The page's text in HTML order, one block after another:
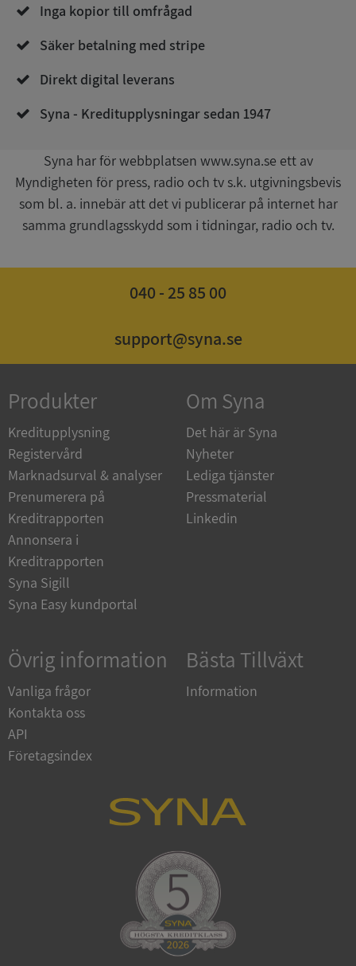
Inga kopior till omfrågad
Säker betalning med stripe
Direkt digital leverans
Syna - Kreditupplysningar sedan 1947
Syna har för webbplatsen www.syna.se ett av
Myndigheten för press, radio och tv s.k. utgivningsbevis
som bl. a. innebär att det vi publicerar på internet har
samma grundlagsskydd som i tidningar, radio och tv.
040 - 25 85 00
support@syna.se
Produkter
Kreditupplysning
Registervård
Marknadsurval & analyser
Prenumerera på
Kreditrapporten
Annonsera i
Kreditrapporten
Syna Sigill
Syna Easy kundportal
Om Syna
Det här är Syna
Nyheter
Lediga tjänster
Pressmaterial
Linkedin
Övrig information
Vanliga frågor
Kontakta oss
API
Företagsindex
Bästa Tillväxt
Information
de.syna.se
ARRAffinity
Microsoft
Corporation
.syna.se
www.google.com
Google